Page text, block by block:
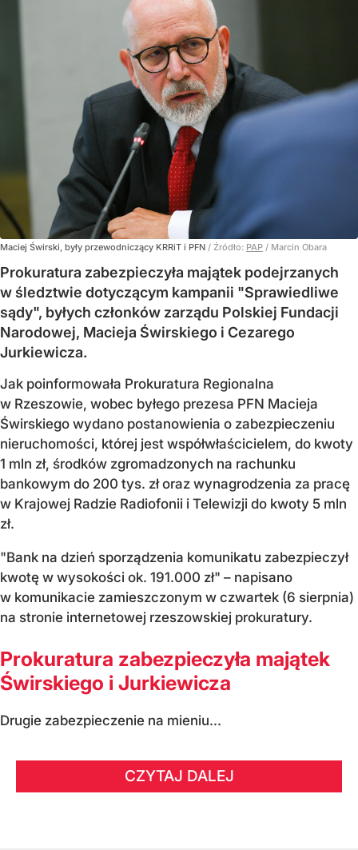
Maciej Świrski, były przewodniczący KRRiT i PFN / Źródło: PAP / Marcin Obara
Prokuratura zabezpieczyła majątek podejrzanych
w śledztwie dotyczącym kampanii "Sprawiedliwe
sądy", byłych członków zarządu Polskiej Fundacji
Narodowej, Macieja Świrskiego i Cezarego
Jurkiewicza.
Jak poinformowała Prokuratura Regionalna
w Rzeszowie, wobec byłego prezesa PFN Macieja
Świrskiego wydano postanowienia o zabezpieczeniu
nieruchomości, której jest współwłaścicielem, do kwoty
1 mln zł, środków zgromadzonych na rachunku
bankowym do 200 tys. zł oraz wynagrodzenia za pracę
w Krajowej Radzie Radiofonii i Telewizji do kwoty 5 mln
zł.
"Bank na dzień sporządzenia komunikatu zabezpieczył
kwotę w wysokości ok. 191.000 zł" – napisano
w komunikacie zamieszczonym w czwartek (6 sierpnia)
na stronie internetowej rzeszowskiej prokuratury.
Prokuratura zabezpieczyła majątek
Świrskiego i Jurkiewicza
Drugie zabezpieczenie na mieniu...
CZYTAJ DALEJ